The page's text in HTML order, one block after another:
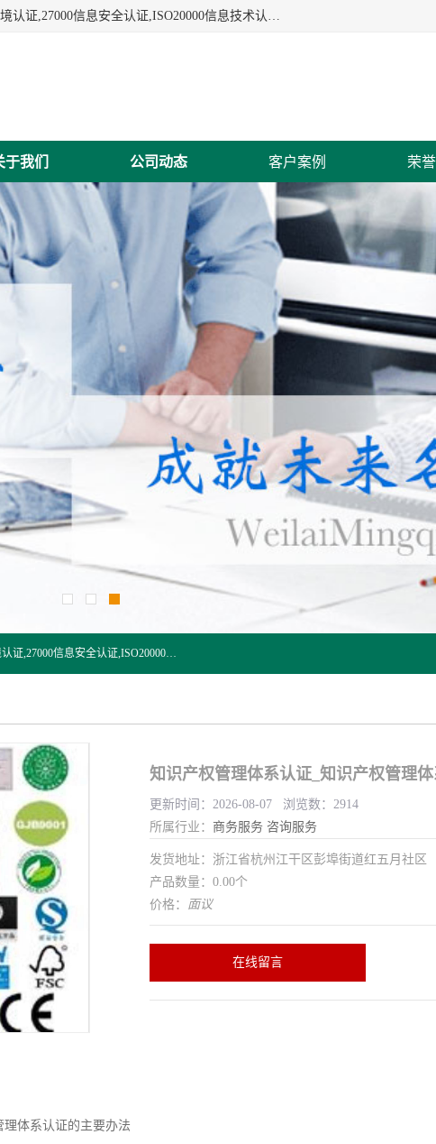
杭州贝安企业管理有限公司:iso咨询,杭州ISO认证,iso认证咨询,国军标认证,iso环境认证,27000信息安全认证,ISO20000信息技术认证,口罩检测报告,32610检测报告,CCRC认证,ISO50001认证,ITSS认证,两化融合认证,出口口罩检测报告等认证代理服务,本公司有近10年的体系咨询经验,能业务覆盖范围南到海南三亚北到新疆阿克苏.
于我们 公司动态 客户案例 荣
杭州贝安企业管理有限公司:iso咨询,杭州ISO认证,iso认证咨询,国军标认证,iso环境认证,27000信息安全认证,ISO20000信息技术认证,口罩检测报告,32610检测报告,CCRC认证,ISO50001认证,ITSS认证,两化融合认证,出口口罩检测报告等认证代理服务,本公司有近10年的体系咨询经验,能业务覆盖范围南到海南三亚北到新疆阿克苏.
知识产权管理体系认证_知识产权管理
更新时间：2026-08-07 浏览数：2914
所属行业： 商务服务 咨询服务
发货地址：浙江省杭州江干区彭埠街道红五月社区
产品数量：0.00个
价格： 面议
在线留言
体系认证的主要办法